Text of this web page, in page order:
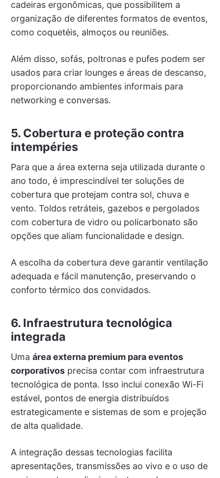
cadeiras ergonômicas, que possibilitem a
organização de diferentes formatos de eventos,
como coquetéis, almoços ou reuniões.
Além disso, sofás, poltronas e pufes podem ser
usados para criar lounges e áreas de descanso,
proporcionando ambientes informais para
networking e conversas.
5. Cobertura e proteção contra
intempéries
Para que a área externa seja utilizada durante o
ano todo, é imprescindível ter soluções de
cobertura que protejam contra sol, chuva e
vento. Toldos retráteis, gazebos e pergolados
com cobertura de vidro ou policarbonato são
opções que aliam funcionalidade e design.
A escolha da cobertura deve garantir ventilação
adequada e fácil manutenção, preservando o
conforto térmico dos convidados.
6. Infraestrutura tecnológica
integrada
Uma área externa premium para eventos
corporativosprecisa contar com infraestrutura
tecnológica de ponta. Isso inclui conexão Wi-Fi
estável, pontos de energia distribuídos
estrategicamente e sistemas de som e projeção
de alta qualidade.
A integração dessas tecnologias facilita
apresentações, transmissões ao vivo e o uso de